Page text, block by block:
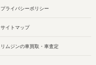
プライバシーポリシー
サイトマップ
リムジンの車買取・車査定